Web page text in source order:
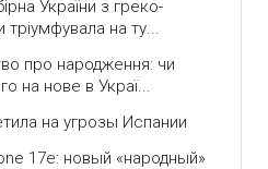
України з греко-
тріумфувала на ту...
про народження: чи
на нове в Украї...
на угрозы Испании
17e: новый «народный»